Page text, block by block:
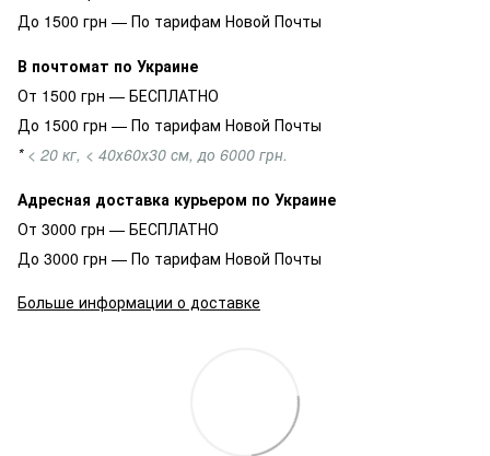
До 1500 грн — По тарифам Новой Почты
В почтомат по Украине
От 1500 грн — БЕСПЛАТНО
До 1500 грн — По тарифам Новой Почты
* < 20 кг, < 40х60х30 см, до 6000 грн.
Адресная доставка курьером по Украине
От 3000 грн — БЕСПЛАТНО
До 3000 грн — По тарифам Новой Почты
Больше информации о доставке